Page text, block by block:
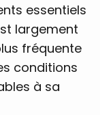
essentiels
largement
fréquente
conditions
à sa